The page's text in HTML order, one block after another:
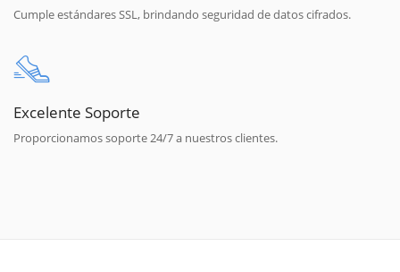
Cumple estándares SSL, brindando seguridad de datos cifrados.
Excelente Soporte
Proporcionamos soporte 24/7 a nuestros clientes.